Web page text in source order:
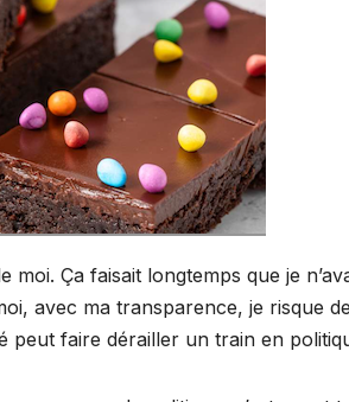
moi. Ça faisait longtemps que je
avec ma transparence, je risque
faire dérailler un train en